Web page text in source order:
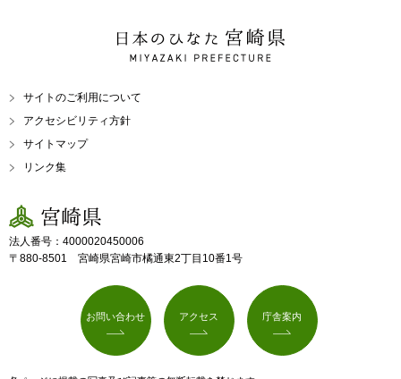
日本のひなた 宮崎県
MIYAZAKI PREFECTURE
サイトのご利用について
アクセシビリティ方針
サイトマップ
リンク集
宮崎県
法人番号：4000020450006
〒880-8501 宮崎県宮崎市橘通東2丁目10番1号
お問い合わせ アクセス 庁舎案内